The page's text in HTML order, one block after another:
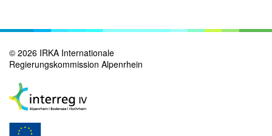
© 2026 IRKA Internationale
Regierungskommission Alpenrhein